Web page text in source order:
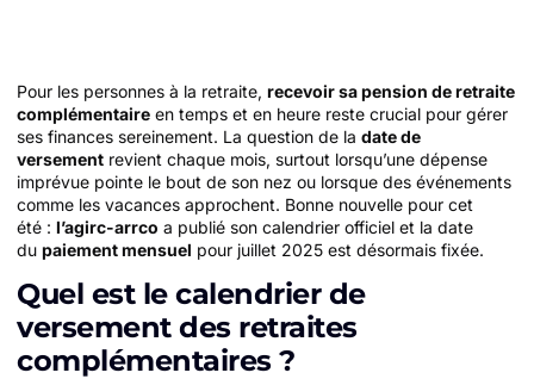
Pour les personnes à la retraite, recevoir sa pension de retraite
complémentaire en temps et en heure reste crucial pour gérer
ses finances sereinement. La question de la date de
versement revient chaque mois, surtout lorsqu’une dépense
imprévue pointe le bout de son nez ou lorsque des événements
comme les vacances approchent. Bonne nouvelle pour cet
été : l’agirc-arrco a publié son calendrier officiel et la date
du paiement mensuel pour juillet 2025 est désormais fixée.
Quel est le calendrier de
versement des retraites
complémentaires ?